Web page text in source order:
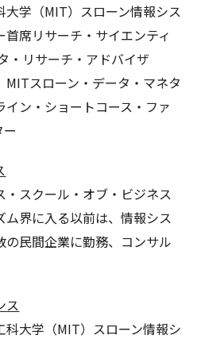
大学（MIT）スローン情報シス
席リサーチ・サイエンティ
・リサーチ・アドバイザ
MITスローン・データ・マネタ
ン・ショートコース・ファ
スクール・オブ・ビジネス
界に入る以前は、情報シス
の民間企業に勤務、コンサル
ス
科大学（MIT）スローン情報シ